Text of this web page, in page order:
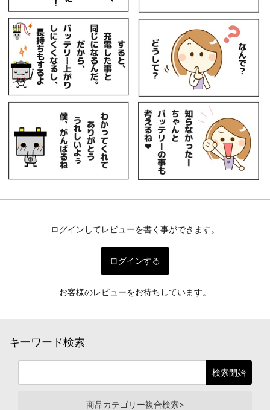
ログインしてレビューを書く事ができます。
ログインする
お客様のレビューをお待ちしています。
キーワード検索
商品カテゴリー複合検索>